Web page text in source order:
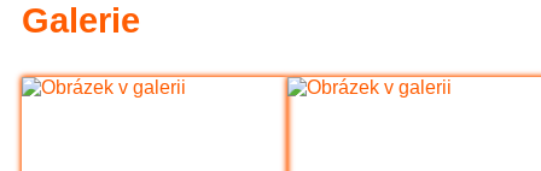
výletě v Hradci Králové (6.A)
den pátý - bronz z fotbalového
Galerie